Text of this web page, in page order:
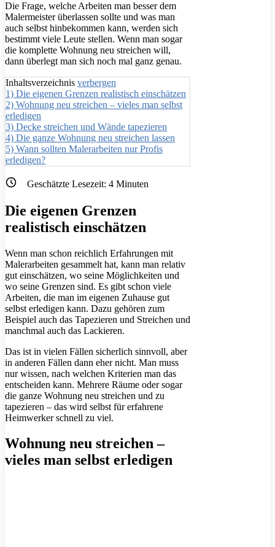
Die Frage, welche Arbeiten man besser dem
Malermeister überlassen sollte und was man
auch selbst hinbekommen kann, werden sich
bestimmt viele Leute stellen. Wenn man sogar
die komplette Wohnung neu streichen will,
dann überlegt man sich noch mal ganz genau.
Inhaltsverzeichnis verbergen
1) Die eigenen Grenzen realistisch einschätzen
2) Wohnung neu streichen – vieles man selbst
erledigen
3) Decke streichen und Wände tapezieren
4) Die ganze Wohnung neu streichen lassen
5) Wann sollten Malerarbeiten nur Profis
erledigen?
Geschätzte Lesezeit: 4 Minuten
Die eigenen Grenzen
realistisch einschätzen
Wenn man schon reichlich Erfahrungen mit
Malerarbeiten gesammelt hat, kann man relativ
gut einschätzen, wo seine Möglichkeiten und
wo seine Grenzen sind. Es gibt schon viele
Arbeiten, die man im eigenen Zuhause gut
selbst erledigen kann. Dazu gehören zum
Beispiel auch das Tapezieren und Streichen und
manchmal auch das Lackieren.
Das ist in vielen Fällen sicherlich sinnvoll, aber
in anderen Fällen dann eher nicht. Man muss
nur wissen, nach welchen Kriterien man das
entscheiden kann. Mehrere Räume oder sogar
die ganze Wohnung neu streichen und zu
tapezieren – das wird selbst für erfahrene
Heimwerker schnell zu viel.
Wohnung neu streichen –
vieles man selbst erledigen